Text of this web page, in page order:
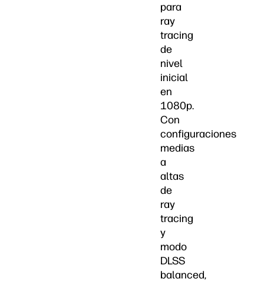
para
ray
tracing
de
nivel
inicial
en
1080p.
Con
configuraciones
medias
a
altas
de
ray
tracing
y
modo
DLSS
balanced,